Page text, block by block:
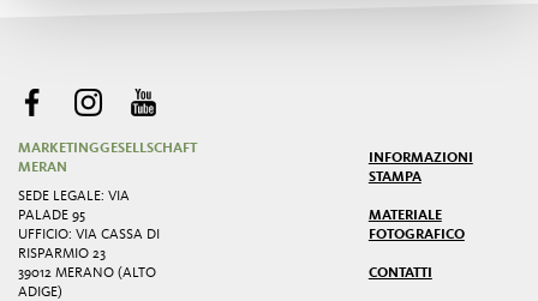
MARKETINGGESELLSCHAFT
MERAN
SEDE LEGALE: VIA
PALADE 95
UFFICIO: VIA CASSA DI
RISPARMIO 23
39012 MERANO (ALTO
ADIGE)
INFORMAZIONI
STAMPA
MATERIALE
FOTOGRAFICO
CONTATTI